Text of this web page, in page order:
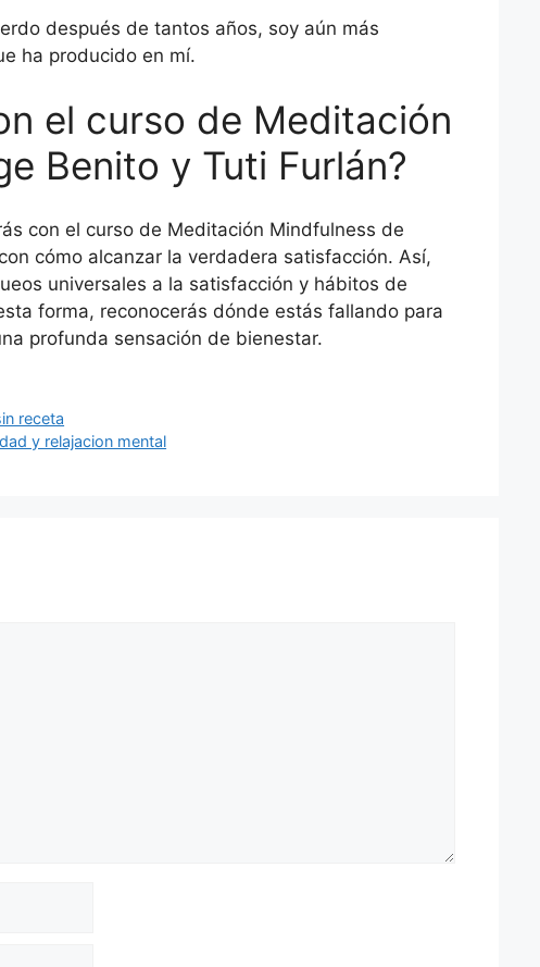
después de tantos años, soy aún más
ha producido en mí.
el curso de Meditación
Benito y Tuti Furlán?
con el curso de Meditación Mindfulness de
cómo alcanzar la verdadera satisfacción. Así,
universales a la satisfacción y hábitos de
forma, reconocerás dónde estás fallando para
profunda sensación de bienestar.
receta
y relajacion mental